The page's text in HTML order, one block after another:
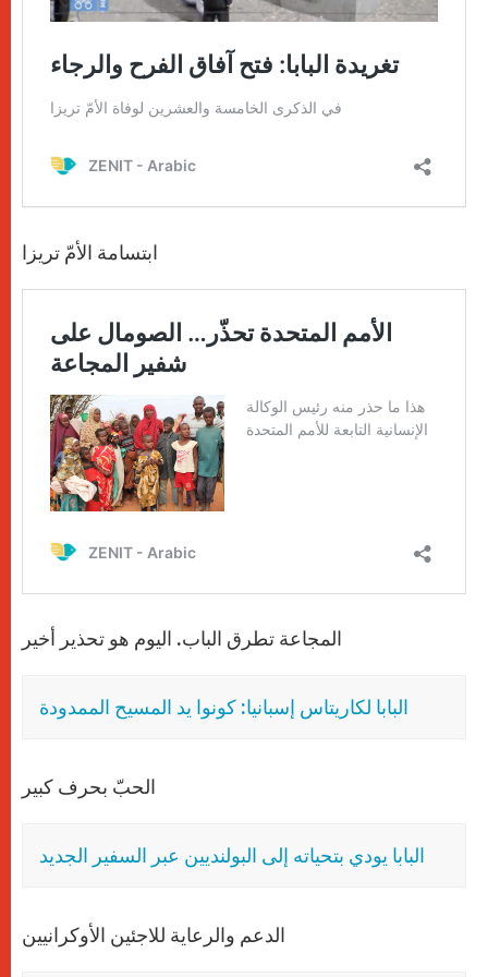
ابتسامة الأمّ تريزا
المجاعة تطرق الباب. اليوم هو تحذير أخير
البابا لكاريتاس إسبانيا: كونوا يد المسيح الممدودة
الحبّ بحرف كبير
البابا يودي بتحياته إلى البولنديين عبر السفير الجديد
الدعم والرعاية للاجئين الأوكرانيين